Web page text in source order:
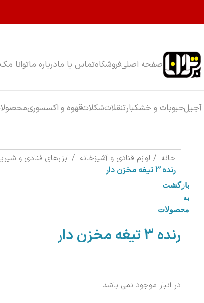
صفحه اصلیفروشگاهتماس با مادرباره ماتوانا مگ
آجیلحبوبات و خشکبارتنقلاتشکلاتقهوه و اکسسوری
خانه
لوازم قنادی و آشپزخانه ابزارهای قنادی و
رنده 3 تیغه مخزن دار
بازگشت
به
محصولات
رنده 3 تیغه مخزن دار
در انبار موجود نمی باشد